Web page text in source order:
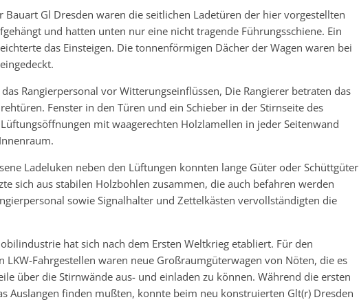
Bauart Gl Dresden waren die seitlichen Ladetüren der hier vorgestellten
und hatten unten nur eine nicht tragende Führungsschiene. Ein
das Einsteigen. Die tonnenförmigen Dächer der Wagen waren bei
Rangierpersonal vor Witterungseinflüssen, Die Rangierer betraten das
Fenster in den Türen und ein Schieber in der Stirnseite des
mit waagerechten Holzlamellen in jeder Seitenwand
Ladeluken neben den Lüftungen konnten lange Güter oder Schüttgüter
sich aus stabilen Holzbohlen zusammen, die auch befahren werden
sowie Signalhalter und Zettelkästen vervollständigten die
hat sich nach dem Ersten Weltkrieg etabliert. Für den
Fahrgestellen waren neue Großraumgüterwagen von Nöten, die es
über die Stirnwände aus- und einladen zu können. Während die ersten
Auslangen finden mußten, konnte beim neu konstruierten Glt(r) Dresden